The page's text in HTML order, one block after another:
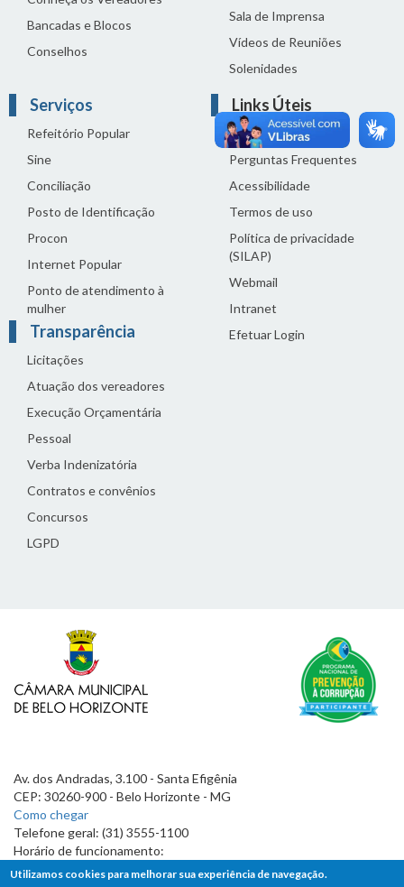
Bancadas e Blocos
Conselhos
Sala de Imprensa
Vídeos de Reuniões
Solenidades
Serviços
Refeitório Popular
Sine
Conciliação
Posto de Identificação
Procon
Internet Popular
Ponto de atendimento à
mulher
Transparência
Licitações
Atuação dos vereadores
Execução Orçamentária
Pessoal
Verba Indenizatória
Contratos e convênios
Concursos
LGPD
Links Úteis
Fale com a Câmara
Perguntas Frequentes
Acessibilidade
Termos de uso
Política de privacidade
(SILAP)
Webmail
Intranet
Efetuar Login
Av. dos Andradas, 3.100 - Santa Efigênia
CEP: 30260-900 - Belo Horizonte - MG
Como chegar
Telefone geral: (31) 3555-1100
Horário de funcionamento:
7h às 19h
Utilizamos cookies para melhorar sua experiência de navegação.